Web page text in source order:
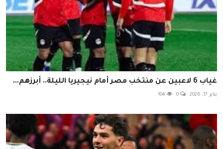
غياب 6 لاعبين عن منتخب مصر أمام نيجيريا الليلة.. أبرزهم...
يناير 17, 2026